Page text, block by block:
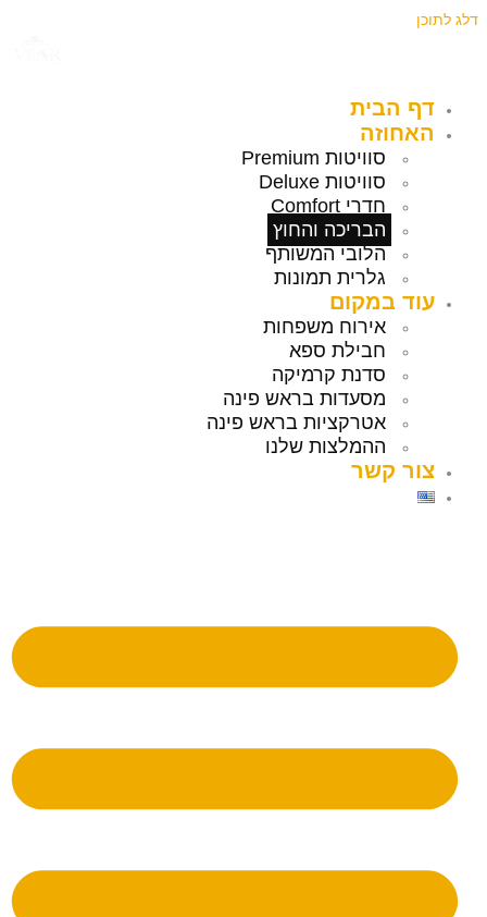
דלג לתוכן
דף הבית
האחוזה
סוויטות Premium
סוויטות Deluxe
חדרי Comfort
הבריכה והחוץ
הלובי המשותף
גלרית תמונות
עוד במקום
אירוח משפחות
חבילת ספא
סדנת קרמיקה
מסעדות בראש פינה
אטרקציות בראש פינה
ההמלצות שלנו
צור קשר